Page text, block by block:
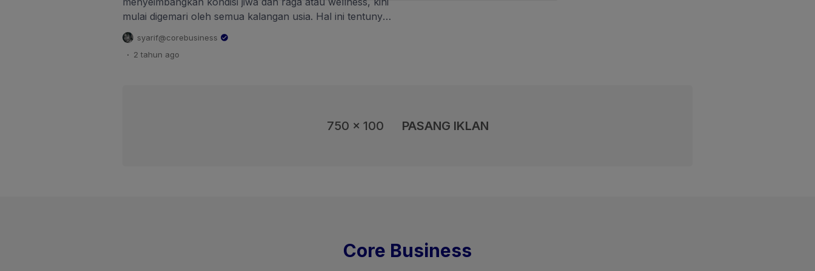
mulai digemari oleh semua kalangan usia. Hal ini tentunya
sangat penting untuk menjaga kesehatan dengan pola
hidup sehat dan berolahraga. Trend gaya hidup sehat
inilah, membuat tempat wisata menghadirkan konsep
syarif@corebusiness
. 2 tahun ago
750 x 100 PASANG IKLAN
Core Business